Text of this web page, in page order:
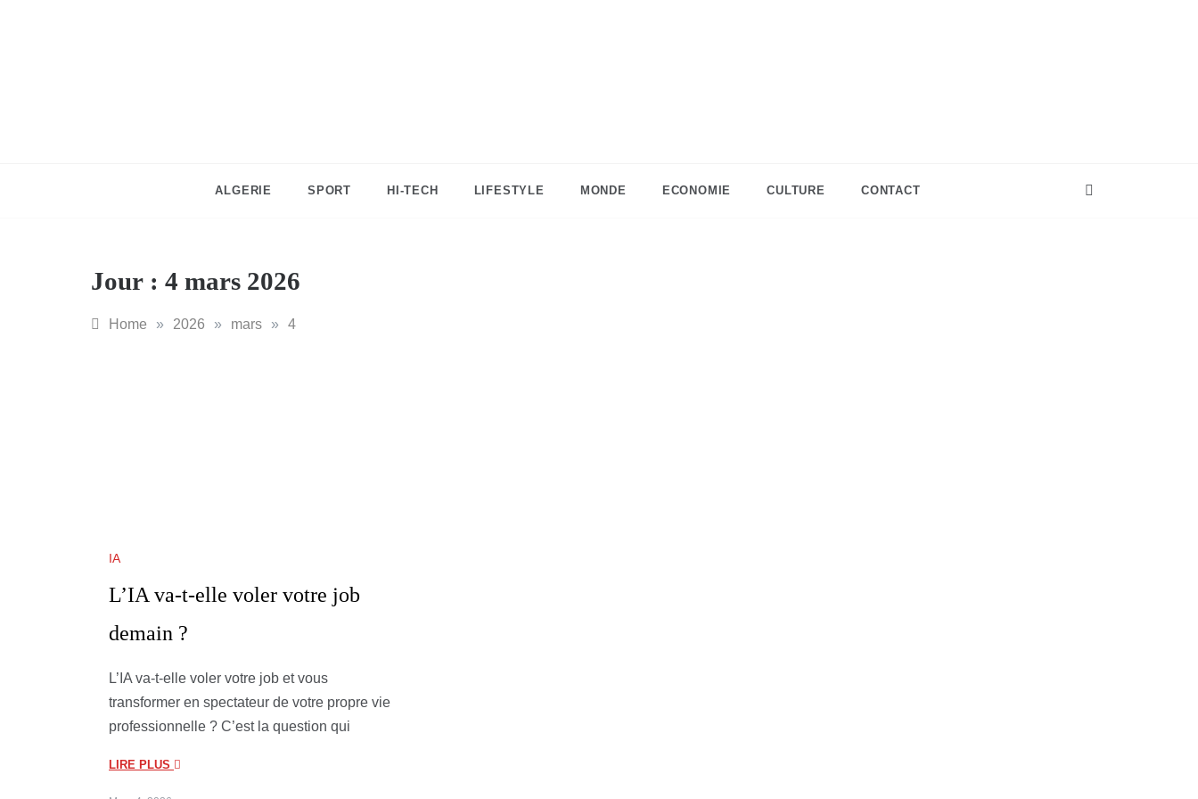
ALGERIE SPORT HI-TECH LIFESTYLE MONDE ECONOMIE CULTURE CONTACT
Jour : 4 mars 2026
Home » 2026 » mars » 4
IA
L’IA va-t-elle voler votre job
demain ?
L’IA va-t-elle voler votre job et vous
transformer en spectateur de votre propre vie
professionnelle ? C’est la question qui
LIRE PLUS